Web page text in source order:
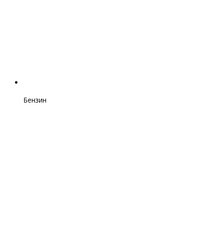
Бензин